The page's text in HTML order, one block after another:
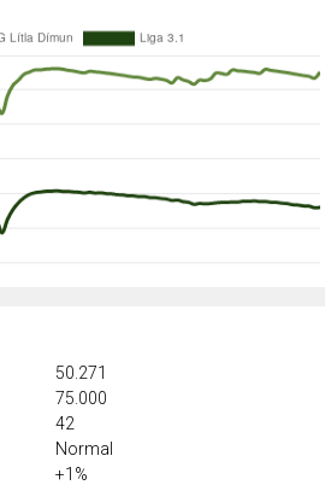
50.271
75.000
42
Normal
+1%